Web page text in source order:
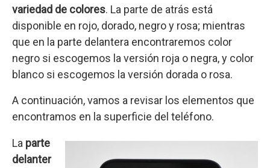
variedad de colores. La parte de atrás está
disponible en rojo, dorado, negro y rosa; mientras
que en la parte delantera encontraremos color
negro si escogemos la versión roja o negra, y color
blanco si escogemos la versión dorada o rosa.
A continuación, vamos a revisar los elementos que
encontramos en la superficie del teléfono.
La parte
delanter